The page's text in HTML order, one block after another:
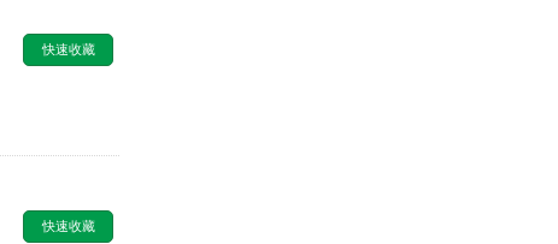
快速收藏
快速收藏